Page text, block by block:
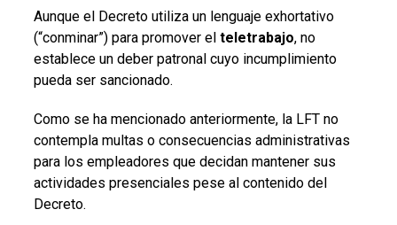
Aunque el Decreto utiliza un lenguaje exhortativo
(“conminar”) para promover el teletrabajo, no
establece un deber patronal cuyo incumplimiento
pueda ser sancionado.
Como se ha mencionado anteriormente, la LFT no
contempla multas o consecuencias administrativas
para los empleadores que decidan mantener sus
actividades presenciales pese al contenido del
Decreto.